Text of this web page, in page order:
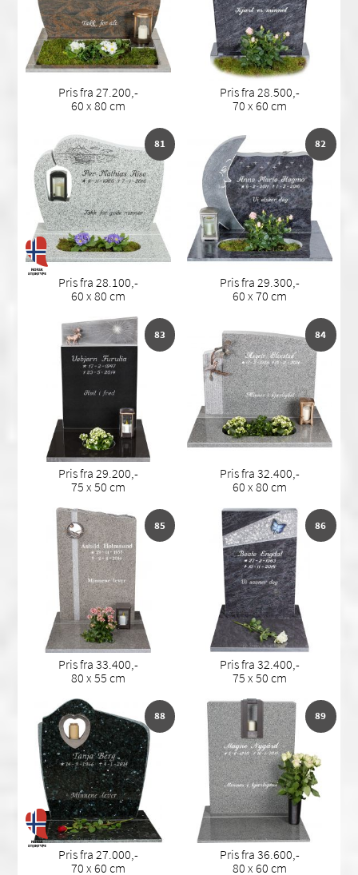
Pris fra 27.200,-
60 x 80 cm
Pris fra 28.500,-
70 x 60 cm
81
Pris fra 28.100,-
60 x 80 cm
82
Pris fra 29.300,-
60 x 70 cm
83
Pris fra 29.200,-
75 x 50 cm
84
Pris fra 32.400,-
60 x 80 cm
85
Pris fra 33.400,-
80 x 55 cm
86
Pris fra 32.400,-
75 x 50 cm
88
Pris fra 27.000,-
70 x 60 cm
89
Pris fra 36.600,-
80 x 60 cm